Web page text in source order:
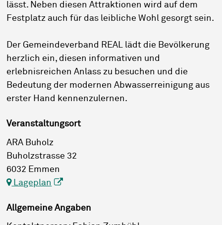
lässt. Neben diesen Attraktionen wird auf dem
Festplatz auch für das leibliche Wohl gesorgt sein.
Der Gemeindeverband REAL lädt die Bevölkerung
herzlich ein, diesen informativen und
erlebnisreichen Anlass zu besuchen und die
Bedeutung der modernen Abwasserreinigung aus
erster Hand kennenzulernen.
Veranstaltungsort
ARA Buholz
Buholzstrasse 32
6032 Emmen
Lageplan
Allgemeine Angaben